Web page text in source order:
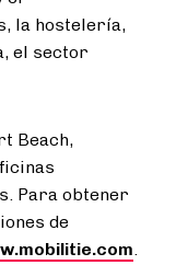
la hostelería,
el sector
Beach,
Para obtener
de
.